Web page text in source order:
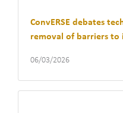
ConvERSE debates
removal of barriers to
06/03/2026